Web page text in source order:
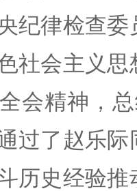
律检查委
社会主义
会精神，
过了赵乐
历史经验